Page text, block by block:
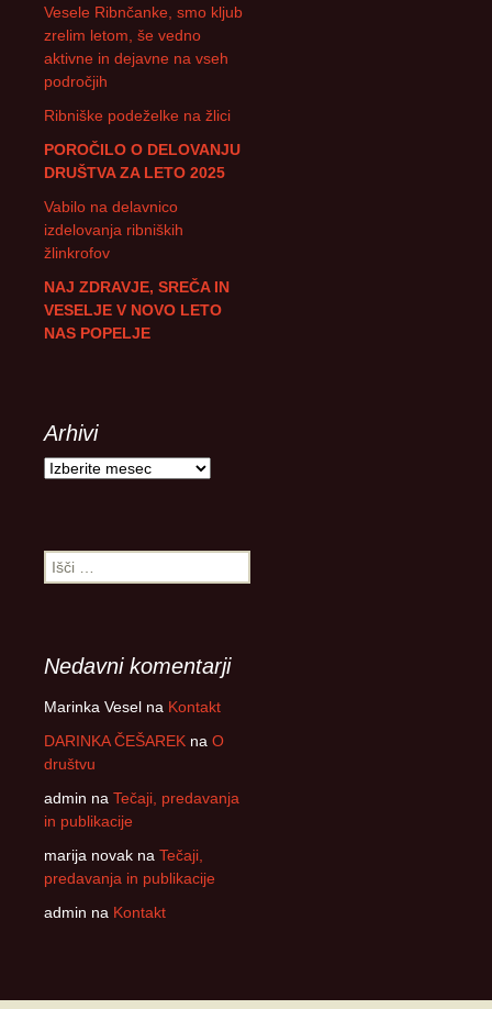
Vesele Ribnčanke, smo kljub
zrelim letom, še vedno
aktivne in dejavne na vseh
področjih
Ribniške podeželke na žlici
POROČILO O DELOVANJU
DRUŠTVA ZA LETO 2025
Vabilo na delavnico
izdelovanja ribniških
žlinkrofov
NAJ ZDRAVJE, SREČA IN
VESELJE V NOVO LETO
NAS POPELJE
Arhivi
Arhivi
Išči:
Nedavni komentarji
Marinka Vesel na Kontakt
DARINKA ČEŠAREK na O
društvu
admin na Tečaji, predavanja
in publikacije
marija novak na Tečaji,
predavanja in publikacije
admin na Kontakt